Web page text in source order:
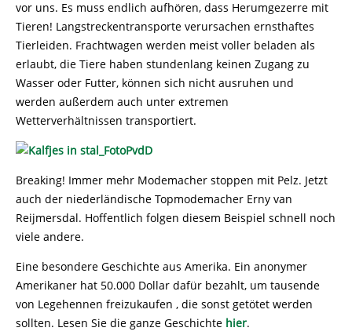
vor uns. Es muss endlich aufhören, dass Herumgezerre mit
Tieren! Langstreckentransporte verursachen ernsthaftes
Tierleiden. Frachtwagen werden meist voller beladen als
erlaubt, die Tiere haben stundenlang keinen Zugang zu
Wasser oder Futter, können sich nicht ausruhen und
werden außerdem auch unter extremen
Wetterverhältnissen transportiert.
Breaking! Immer mehr Modemacher stoppen mit Pelz. Jetzt
auch der niederländische Topmodemacher Erny van
Reijmersdal. Hoffentlich folgen diesem Beispiel schnell noch
viele andere.
Eine besondere Geschichte aus Amerika. Ein anonymer
Amerikaner hat 50.000 Dollar dafür bezahlt, um tausende
von Legehennen freizukaufen , die sonst getötet werden
sollten. Lesen Sie die ganze Geschichte hier.